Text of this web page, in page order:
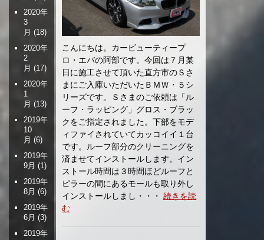
こんにちは。カービューティープ
ロ・エバの阿部です。今回は７月某
日に施工させて頂いた直方市のＳさ
まにご入庫いただいたＢＭＷ・５シ
リーズです。Ｓさまのご依頼は「ル
ーフ・ラッピング」グロス・ブラッ
クをご指定されました。下部をモデ
ィファイされていてカッコイイ１台
です。ルーフ部分のクリーニングを
済ませてインストールします。イン
ストール時間は３時間ほどルーフと
ピラーの間にあるモールも取り外し
インストールしまし・・・続きを読
む
2020年
3
月 (18)
2020年
2
月 (17)
2020年
1
月 (13)
2019年
10
月 (6)
2019年
9月 (1)
2019年
8月 (6)
2019年
6月 (3)
2019年